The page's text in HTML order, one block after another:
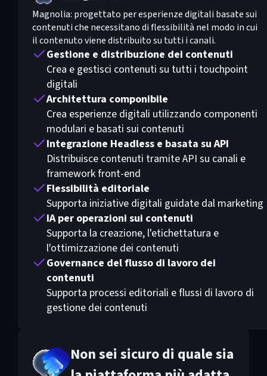
Magnolia: progettato per esperienze digitali basate sui
contenuti che necessitano di flessibilità nel modo in cui
il contenuto viene distribuito su tutti i canali.
Gestione e distribuzione dei contenuti
Crea e gestisci contenuti su tutti i touchpoint
digitali
Architettura componibile
Crea esperienze digitali utilizzando componenti
modulari e basati sui contenuti
Integrazione Headless e basata su API
Distribuisce contenuti tramite API su canali e
framework front-end
Flessibilità editoriale
Supporta iniziative digitali guidate dal marketing
IA per operazioni sui contenuti
Supporta la creazione, l'etichettatura e
l'ottimizzazione dei contenuti
Governance del flusso di lavoro dei
contenuti
Supporta processi editoriali e flussi di lavoro di
gestione dei contenuti
Non sei sicuro di quale sia